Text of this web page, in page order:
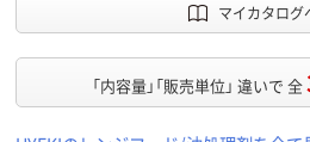
マイカタログ
「内容量」「販売単位」 違いで 全